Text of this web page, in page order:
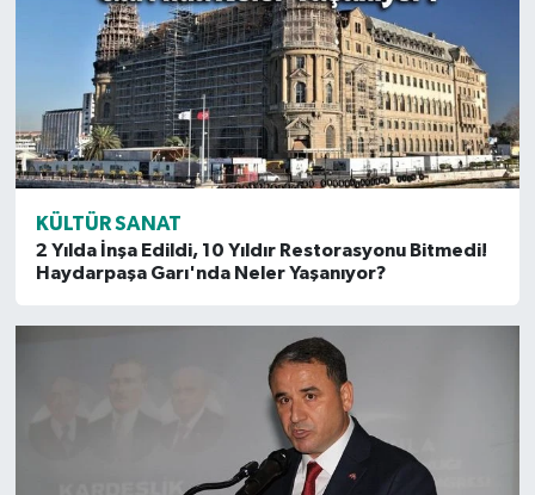
KÜLTÜR SANAT
2 Yılda İnşa Edildi, 10 Yıldır Restorasyonu Bitmedi!
Haydarpaşa Garı'nda Neler Yaşanıyor?